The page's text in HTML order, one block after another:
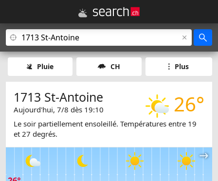
Pluie CH Plus
26°
1713 St-Antoine
Aujourd'hui, 7/8 dès 19:10
Le soir partiellement ensoleillé. Températures entre 19
et 27 degrés.